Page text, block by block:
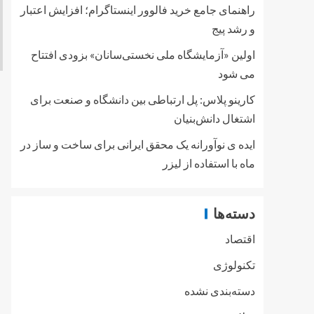
راهنمای جامع خرید فالوور اینستاگرام؛ افزایش اعتبار
و رشد پیج
اولین «آزمایشگاه ملی نخستی‌سانان» بزودی افتتاح
می شود
کارینو پلاس: پل ارتباطی بین دانشگاه و صنعت برای
اشتغال دانش‌بنیان
ایده ی نوآورانه یک محقق ایرانی برای ساخت و ساز در
ماه با استفاده از لیزر
دسته‌ها
اقتصاد
تکنولوژی
دسته‌بندی نشده